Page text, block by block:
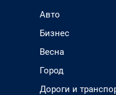
Авто
Бизнес
Весна
Город
Дороги и